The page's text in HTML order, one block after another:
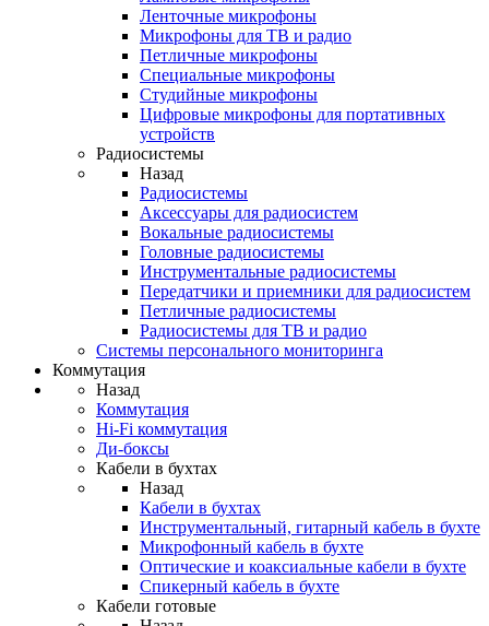
Ленточные микрофоны
Микрофоны для ТВ и радио
Петличные микрофоны
Специальные микрофоны
Студийные микрофоны
Цифровые микрофоны для портативных
устройств
Радиосистемы
Назад
Радиосистемы
Аксессуары для радиосистем
Вокальные радиосистемы
Головные радиосистемы
Инструментальные радиосистемы
Передатчики и приемники для радиосистем
Петличные радиосистемы
Радиосистемы для ТВ и радио
Системы персонального мониторинга
Коммутация
Назад
Коммутация
Hi-Fi коммутация
Ди-боксы
Кабели в бухтах
Назад
Кабели в бухтах
Инструментальный, гитарный кабель в бухте
Микрофонный кабель в бухте
Оптические и коаксиальные кабели в бухте
Спикерный кабель в бухте
Кабели готовые